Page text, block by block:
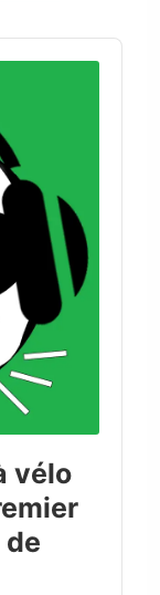
vélo